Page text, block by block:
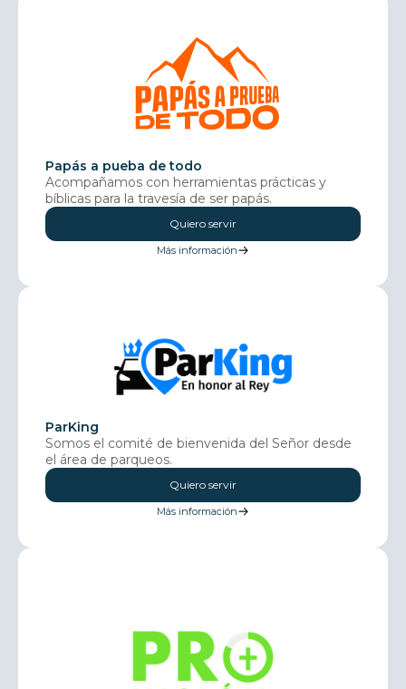
Papás a pueba de todo
Acompañamos con herramientas prácticas y
bíblicas para la travesía de ser papás.
Quiero servir
Más información
ParKing
Somos el comité de bienvenida del Señor desde
el área de parqueos.
Quiero servir
Más información